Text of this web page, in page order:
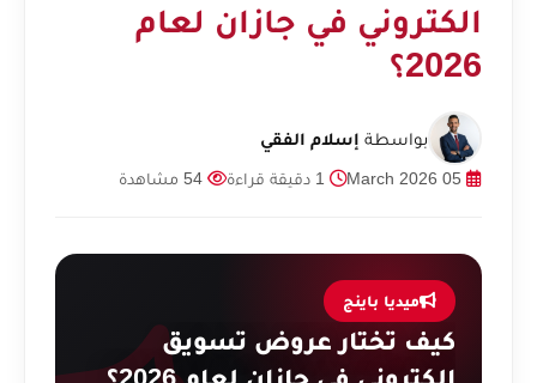
الكتروني في جازان لعام
2026؟
بواسطة إسلام الفقي
ميديا باينج
كيف تختار عروض تسويق